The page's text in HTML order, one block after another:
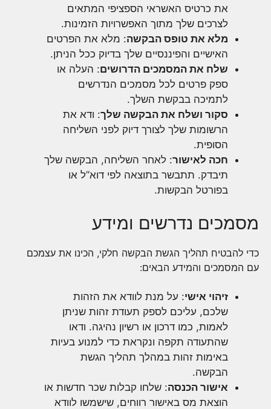
את כרטיס האשראי הספציפי המתאים
לצרכים שלך מתוך האפשרויות הזמינות.
מלא את טופס הבקשה: מלא את הפרטים
האישיים והפיננסיים שלך בדיוק ככל הניתן.
שלח את המסמכים הדרושים: העלה או
ספק פרטים לכל מסמכים הנדרשים
לתמיכה בבקשת השלך.
סקור ושלח את הבקשה שלך: ודא את
הרשומות שלך לצורך דיוק לפני השליחה
הסופית.
חכה לאישור: לאחר השליחה, הבקשה שלך
תיבדק. תתבשר בתוצאה לפי דוא”ל או
בפורטל הבקשות.
מסמכים נדרשים ומידע
כדי להבטיח תהליך הגשת הבקשה חלקי, הכינו את עצמכם
עם המסמכים והמידע הבאים:
זיהוי אישי: על מנת לוודא את הזהות
שלכם, עליכם לספק תעודת זהות שניתן
לאמות, כמו דרכון או רשיון נהיגה. ודאו
שהתעודה תקפה ונקראת כדי למנוע בעיות
באימות זהות במהלך תהליך הגשת
הבקשה.
אישור הכנסה: שלחו קבלות שכר חדשות או
הוצאת מס באישור רווחים, שישמשו לוודא